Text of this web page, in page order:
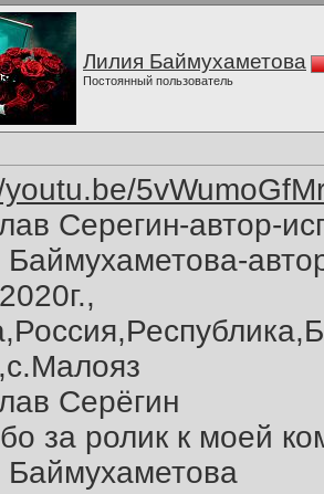
Лилия Баймухаметова
Постоянный пользователь
Серегин-автор-
Серёгин
за ролик к моей